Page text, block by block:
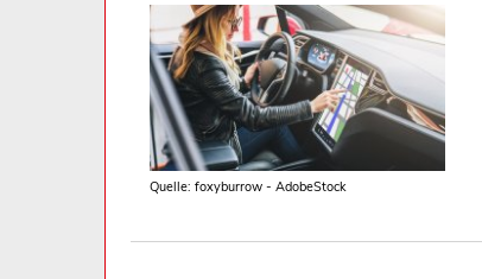
Quelle: foxyburrow - AdobeStock